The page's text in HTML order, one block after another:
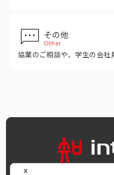
その他
Other
協業のご相談や、学生の会社